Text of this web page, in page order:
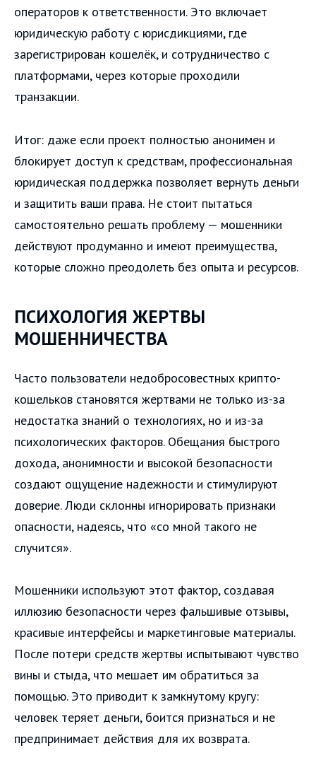
операторов к ответственности. Это включает
юридическую работу с юрисдикциями, где
зарегистрирован кошелёк, и сотрудничество с
платформами, через которые проходили
транзакции.
Итог: даже если проект полностью анонимен и
блокирует доступ к средствам, профессиональная
юридическая поддержка позволяет вернуть деньги
и защитить ваши права. Не стоит пытаться
самостоятельно решать проблему — мошенники
действуют продуманно и имеют преимущества,
которые сложно преодолеть без опыта и ресурсов.
ПСИХОЛОГИЯ ЖЕРТВЫ
МОШЕННИЧЕСТВА
Часто пользователи недобросовестных крипто-
кошельков становятся жертвами не только из-за
недостатка знаний о технологиях, но и из-за
психологических факторов. Обещания быстрого
дохода, анонимности и высокой безопасности
создают ощущение надежности и стимулируют
доверие. Люди склонны игнорировать признаки
опасности, надеясь, что «со мной такого не
случится».
Мошенники используют этот фактор, создавая
иллюзию безопасности через фальшивые отзывы,
красивые интерфейсы и маркетинговые материалы.
После потери средств жертвы испытывают чувство
вины и стыда, что мешает им обратиться за
помощью. Это приводит к замкнутому кругу:
человек теряет деньги, боится признаться и не
предпринимает действия для их возврата.